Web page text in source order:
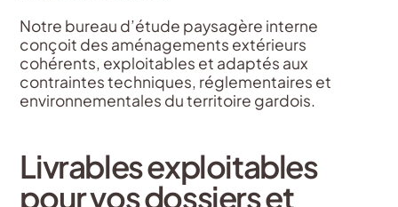
Notre bureau d’étude paysagère interne
conçoit des aménagements extérieurs
cohérents, exploitables et adaptés aux
contraintes techniques, réglementaires et
environnementales du territoire gardois.
Livrables exploitables
pour vos dossiers et